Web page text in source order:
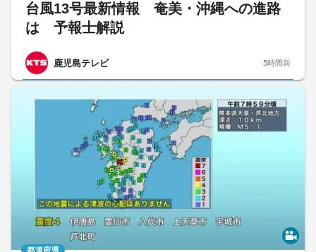
台風13号最新情報 奄美・沖縄への進路
は 予報士解説
鹿児島テレビ 5時間前
都道府県